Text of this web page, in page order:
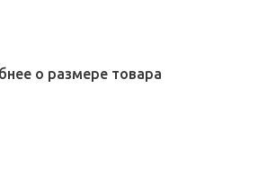
о размере товара